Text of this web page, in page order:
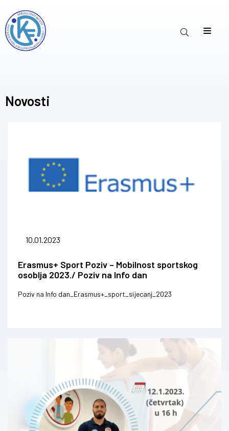
Novosti
10.01.2023
Erasmus+ Sport Poziv – Mobilnost sportskog
osoblja 2023./ Poziv na Info dan
Poziv na Info dan_Erasmus+_sport_sijecanj_2023